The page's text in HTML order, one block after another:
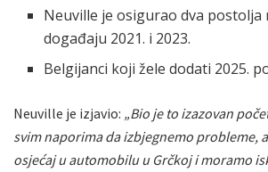
Neuville je osigurao dva postolja
događaju 2021. i 2023.
Belgijanci koji žele dodati 2025.
Neuville je izjavio: „Bio je to izazovan
svim naporima da izbjegnemo probleme,
osjećaj u automobilu u Grčkoj i moramo